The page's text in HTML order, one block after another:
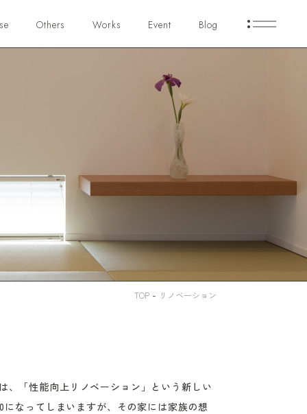
Others Works Event Blog
TOP - リノベーション
、「性能向上リノベーション」という新しい
なってしまいますが、その家には家族の想